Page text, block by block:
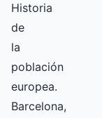
Historia
de
la
población
europea.
Barcelona,